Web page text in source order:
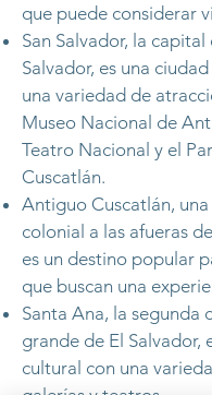
que puede considerar
San Salvador, la capital
Salvador, es una
una variedad de
Museo Nacional de
Teatro Nacional y el
Cuscatlán.
Antiguo Cuscatlán,
colonial a las afueras
es un destino popular
que buscan una
Santa Ana, la segunda
grande de El Salvador,
cultural con una